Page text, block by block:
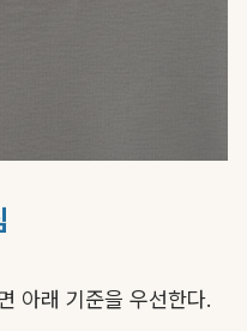
아래 기준을 우선한다.